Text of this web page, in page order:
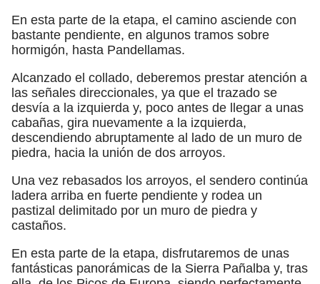
En esta parte de la etapa, el camino asciende con
bastante pendiente, en algunos tramos sobre
hormigón, hasta Pandellamas.
Alcanzado el collado, deberemos prestar atención a
las señales direccionales, ya que el trazado se
desvía a la izquierda y, poco antes de llegar a unas
cabañas, gira nuevamente a la izquierda,
descendiendo abruptamente al lado de un muro de
piedra, hacia la unión de dos arroyos.
Una vez rebasados los arroyos, el sendero continúa
ladera arriba en fuerte pendiente y rodea un
pastizal delimitado por un muro de piedra y
castaños.
En esta parte de la etapa, disfrutaremos de unas
fantásticas panorámicas de la Sierra Pañalba y, tras